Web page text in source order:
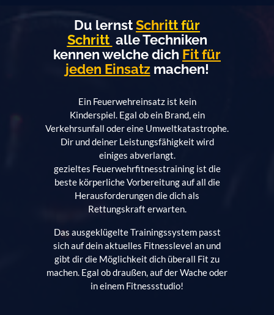
Du lernstSchritt für
Schritt alle Techniken
kennen welche dich Fit für
jeden Einsatzmachen!
Ein Feuerwehreinsatz ist kein
Kinderspiel. Egal ob ein Brand, ein
Verkehrsunfall oder eine Umweltkatastrophe.
Dir und deiner Leistungsfähigkeit wird
einiges abverlangt.
gezieltes Feuerwehrfitnesstraining ist die
beste körperliche Vorbereitung auf all die
Herausforderungen die dich als
Rettungskraft erwarten.
Das ausgeklügelte Trainingssystem passt
sich auf dein aktuelles Fitnesslevel an und
gibt dir die Möglichkeit dich überall Fit zu
machen. Egal ob draußen, auf der Wache oder
in einem Fitnessstudio!